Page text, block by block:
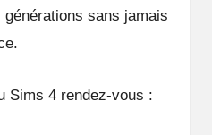
sans jamais
Sims 4 rendez-vous :